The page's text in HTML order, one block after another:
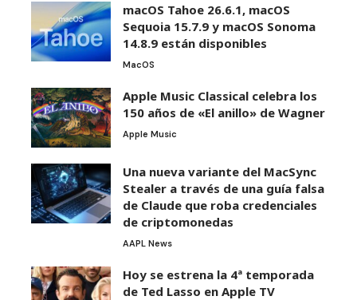
macOS Tahoe 26.6.1, macOS
Sequoia 15.7.9 y macOS Sonoma
14.8.9 están disponibles
MacOS
Apple Music Classical celebra los
150 años de «El anillo» de Wagner
Apple Music
Una nueva variante del MacSync
Stealer a través de una guía falsa
de Claude que roba credenciales
de criptomonedas
AAPL News
Hoy se estrena la 4ª temporada
de Ted Lasso en Apple TV